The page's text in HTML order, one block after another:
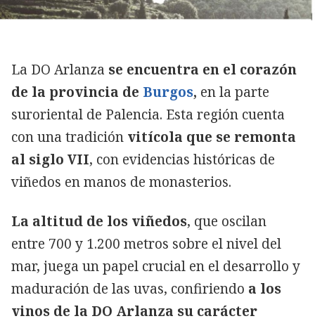
La DO Arlanza se encuentra en el corazón
de la provincia de Burgos, en la parte
suroriental de Palencia. Esta región cuenta
con una tradición vitícola que se remonta
al siglo VII, con evidencias históricas de
viñedos en manos de monasterios.
La altitud de los viñedos, que oscilan
entre 700 y 1.200 metros sobre el nivel del
mar, juega un papel crucial en el desarrollo y
maduración de las uvas, confiriendo a los
vinos de la DO Arlanza su carácter